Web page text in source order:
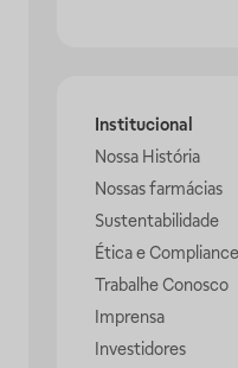
Institucional
Nossa História
Nossas farmácias
Sustentabilidade
Ética e Compliance
Trabalhe Conosco
Imprensa
Investidores